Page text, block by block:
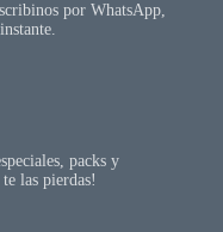
por WhatsApp,
packs y
las pierdas!